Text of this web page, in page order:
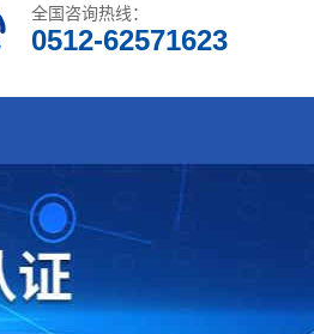
全国咨询热线：
0512-62571623